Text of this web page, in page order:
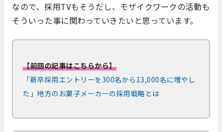
なので、採用TVもそうだし、モザイクワークの活動も
そういった事に関わっていきたいと思っています。
【前回の記事はこちらから】
「新卒採用エントリーを300名から13,000名に増やし
た」地方のお菓子メーカーの採用戦略とは